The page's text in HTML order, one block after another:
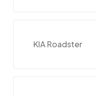
KIA Roadster